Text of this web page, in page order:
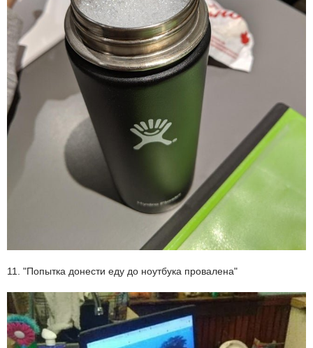
11. "Попытка донести еду до ноутбука провалена"